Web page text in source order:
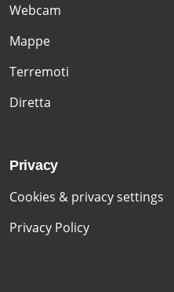
Webcam
Mappe
Terremoti
Diretta
Privacy
Cookies & privacy settings
Privacy Policy